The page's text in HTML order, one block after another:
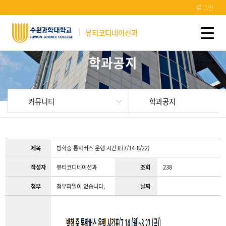
로그인
뷰티코디네이션과
학과공지
커뮤니티 학과공지
제목 방학중 통학버스 운행 시간표(7/14-8/22)
작성자 뷰티코디네이션과 조회 238
첨부 첨부파일이 없습니다. 날짜